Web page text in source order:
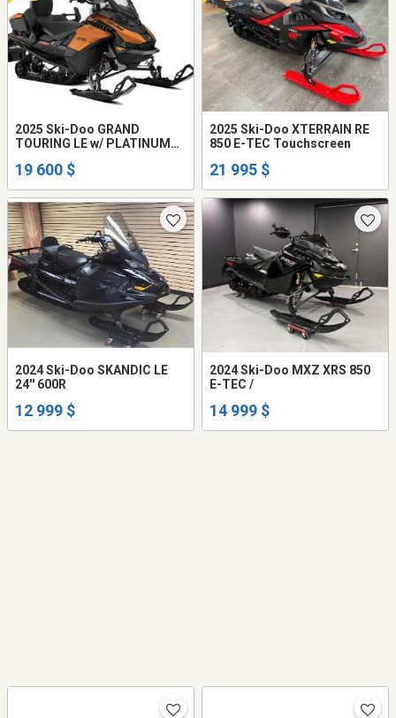
2025 Ski-Doo GRAND
TOURING LE w/ PLATINUM
19 600 $
2025 Ski-Doo XTERRAIN RE
850 E-TEC Touchscreen
21 995 $
2024 Ski-Doo SKANDIC LE
24'' 600R
12 999 $
2024 Ski-Doo MXZ XRS 850
E-TEC /
14 999 $